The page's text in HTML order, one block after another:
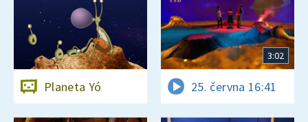
Planeta Yó
3:02
25. června 16:41